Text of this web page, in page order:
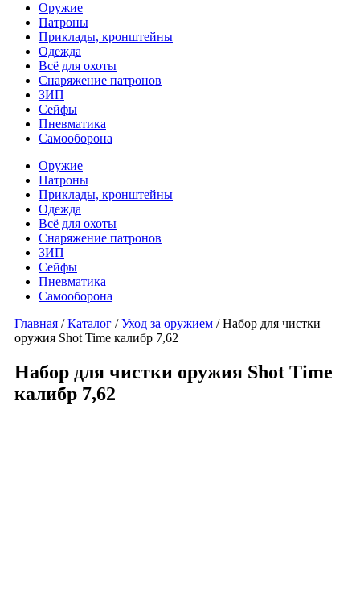
Оружие
Патроны
Приклады, кронштейны
Одежда
Всё для охоты
Снаряжение патронов
ЗИП
Сейфы
Пневматика
Самооборона
Оружие
Патроны
Приклады, кронштейны
Одежда
Всё для охоты
Снаряжение патронов
ЗИП
Сейфы
Пневматика
Самооборона
Главная /Каталог /Уход за оружием / Набор для чистки
оружия Shot Time калибр 7,62
Набор для чистки оружия Shot Time
калибр 7,62